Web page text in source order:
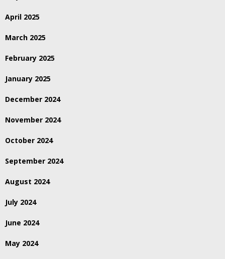
April 2025
March 2025
February 2025
January 2025
December 2024
November 2024
October 2024
September 2024
August 2024
July 2024
June 2024
May 2024